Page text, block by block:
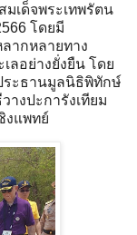
เด็จพระเทพรัตน
โดยมี
ากหลายทาง
ลอย่างยั่งยืน โดย
ระธานมูลนิธิพิทักษ์
างปะการังเทียม
งแพทย์